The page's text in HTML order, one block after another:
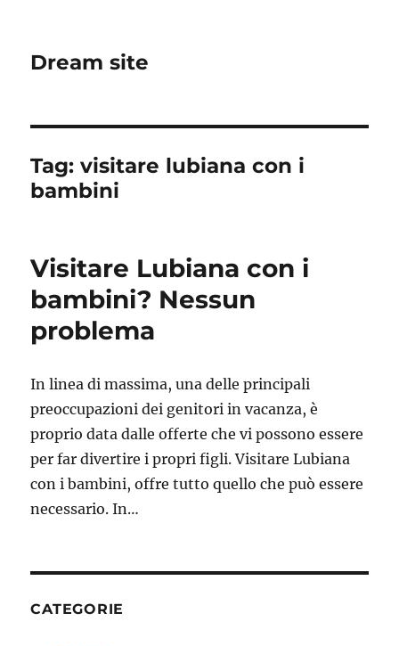
Dream site
Tag:visitare lubiana con i
bambini
Visitare Lubiana con i
bambini? Nessun
problema
In linea di massima, una delle principali
preoccupazioni dei genitori in vacanza, è
proprio data dalle offerte che vi possono essere
per far divertire i propri figli. Visitare Lubiana
con i bambini, offre tutto quello che può essere
necessario. In…
CATEGORIE